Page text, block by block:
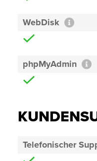
WebDisk
phpMyAdmin
Telefonischer